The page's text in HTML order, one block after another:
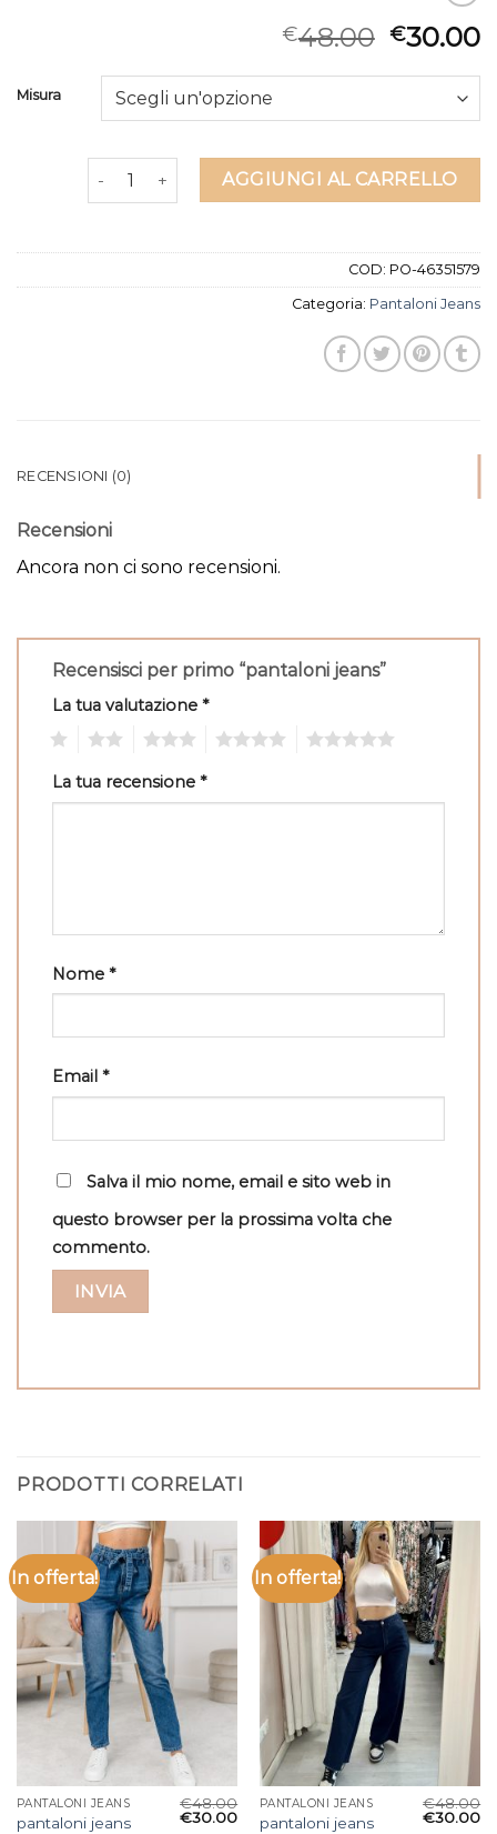
€48.00 €30.00
Misura
pantaloni jeans quantitàAGGIUNGI AL CARRELLO
COD: PO-46351579
Categoria: Pantaloni Jeans
RECENSIONI (0)
Recensioni
Ancora non ci sono recensioni.
Recensisci per primo “pantaloni jeans”
La tua valutazione *
La tua recensione *
Nome *
Email *
Salva il mio nome, email e sito web in
questo browser per la prossima volta che
commento.
PRODOTTI CORRELATI
In offerta!
PANTALONI JEANS
pantaloni jeans
€48.00
€30.00
In offerta!
PANTALONI JEANS
pantaloni jeans
€48.00
€30.00